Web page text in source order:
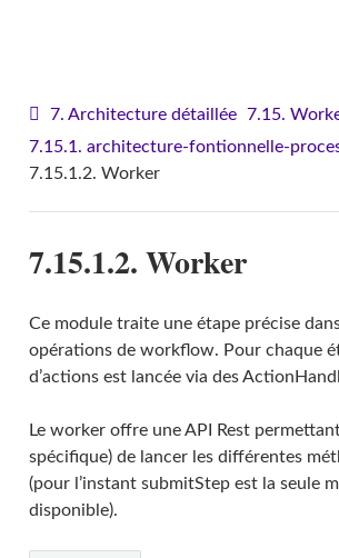
7. Architecture détaillée 7.15.
7.15.1. architecture-fontionnelle-
7.15.1.2. Worker
7.15.1.2. Worker
Ce module traite une étape précise
opérations de workflow. Pour chaque
d’actions est lancée via des
Le worker offre une API Rest
spécifique) de lancer les différentes
(pour l’instant submitStep est la seule
disponible).